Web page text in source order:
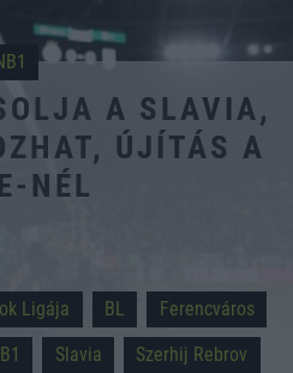
A SLAVIA,
ÚJÍTÁS A
NÉL
Ligája BL
Ferencváros
Slavia
Szerhij Rebrov